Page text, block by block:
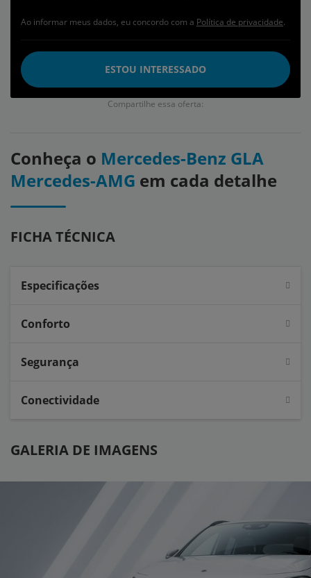
Ao informar meus dados, eu concordo com a Política de privacidade.
ESTOU INTERESSADO
Compartilhe essa oferta:
Conheça o Mercedes-Benz GLA
Mercedes-AMG em cada detalhe
FICHA TÉCNICA
Especificações
Conforto
Segurança
Conectividade
GALERIA DE IMAGENS